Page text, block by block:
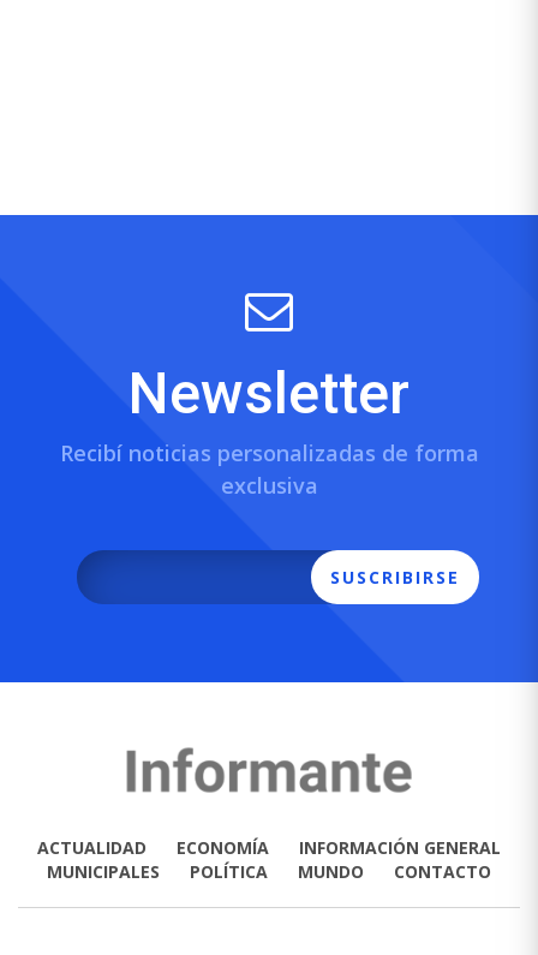
Newsletter
Recibí noticias personalizadas de forma
exclusiva
SUSCRIBIRSE
ACTUALIDAD ECONOMÍA
INFORMACIÓN GENERAL
MUNICIPALES
POLÍTICA MUNDO CONTACTO